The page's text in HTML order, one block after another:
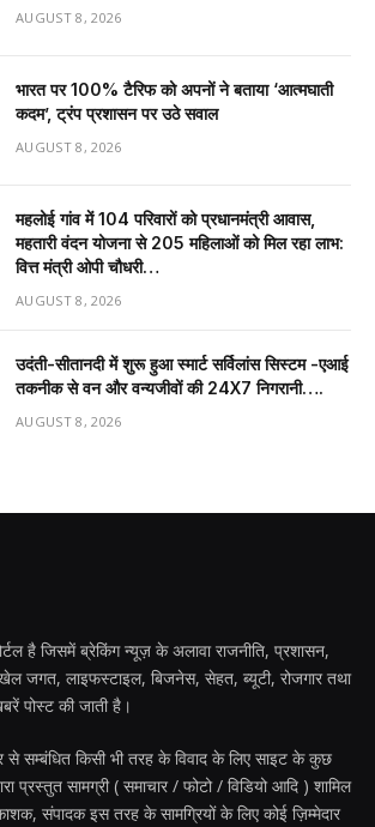
AUGUST 8, 2026
भारत पर 100% टैरिफ को अपनों ने बताया ‘आत्मघाती
कदम’, ट्रंप प्रशासन पर उठे सवाल
AUGUST 8, 2026
महलोई गांव में 104 परिवारों को प्रधानमंत्री आवास,
महतारी वंदन योजना से 205 महिलाओं को मिल रहा लाभ:
वित्त मंत्री ओपी चौधरी…
AUGUST 8, 2026
उदंती-सीतानदी में शुरू हुआ स्मार्ट सर्विलांस सिस्टम -एआई
तकनीक से वन और वन्यजीवों की 24X7 निगरानी….
AUGUST 8, 2026
है जिसमें ब्रेकिंग न्यूज़ के अलावा राजनीति, प्रशासन,
जगत, लाइफस्टाइल, बिजनेस, सेहत, ब्यूटी, रोजगार तथा
पोस्ट की जाती है।
सम्बंधित किसी भी तरह के विवाद के लिए साइट के कुछ
प्रस्तुत सामग्री ( समाचार / फोटो / विडियो आदि ) शामिल
संपादक इस तरह के सामग्रियों के लिए कोई ज़िम्मेदार